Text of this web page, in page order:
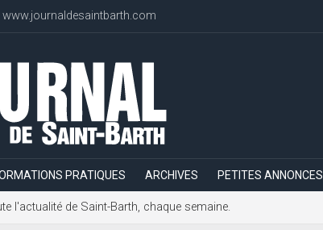
www.journaldesaintbarth.com
PRATIQUES ARCHIVES PETITES ANNONCES
l'actualité de Saint-Barth, chaque semaine.